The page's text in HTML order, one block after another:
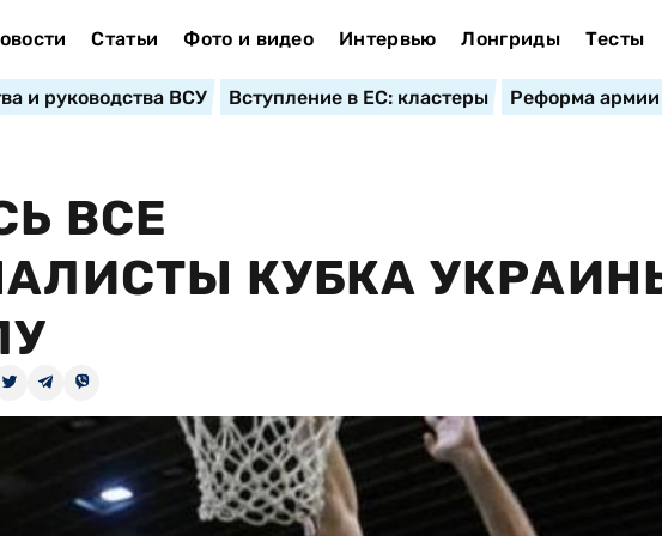
Статьи Фото и видео Интервью Лонгриды Тесты
и руководства ВСУ Вступление в ЕС: кластеры Реформа армии
ВСЕ
КУБКА